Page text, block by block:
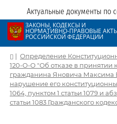
Актуальные документы по
ЗАКОНЫ, КОДЕКСЫ И
НОРМАТИВНО-ПРАВОВЫЕ
РОССИЙСКОЙ ФЕДЕРАЦИИ
| Определение
120-О-О "Об отказе в принятии
гражданина Яновича Максима
нарушение его
1064, пунктом 1 статьи 1079 и
статьи 1083 Гражданского